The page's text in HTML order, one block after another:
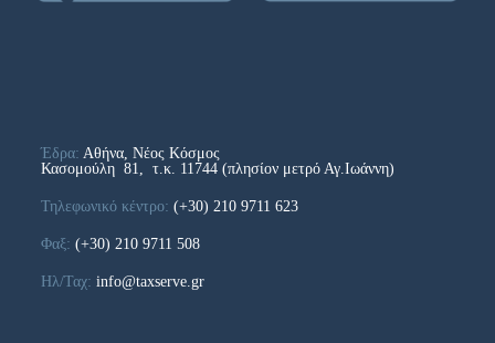
Έδρα:Αθήνα, Νέος Κόσμος
Κασομούλη 81, τ.κ. 11744 (πλησίον μετρό Αγ.Ιωάννη)
Τηλεφωνικό κέντρο:(+30) 210 9711 623
Φαξ:(+30) 210 9711 508
Ηλ/Ταχ:info@taxserve.gr